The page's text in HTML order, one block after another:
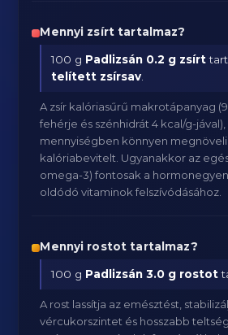
Mennyi zsírt tartalmaz?
100 g Padlizsán 0.2 g zsírt
telített zsírsav
A zsír kalóriasűrű makrotápanyag
fehérje és szénhidrát 4 kcal/g-
mennyiségben könnyen megnöveli
kalóriabevitelt. Ugyanakkor az
omega-3) fontosak a
oldódó vitaminok felszívódásához.
Mennyi rostot tartalmaz?
100 g Padlizsán 3.0 g rostot
A rost lassítja az emésztést,
vércukorszintet és hosszabb